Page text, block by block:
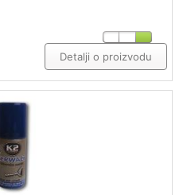
Detalji o proizvodu